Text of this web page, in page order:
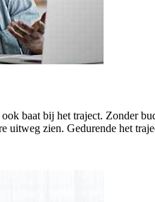
baat bij het traject. Zonder
zien. Gedurende het